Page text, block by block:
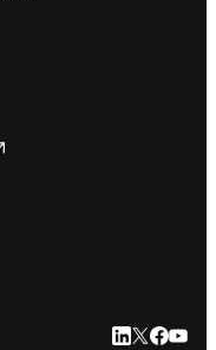
LinkedIn
Twitter